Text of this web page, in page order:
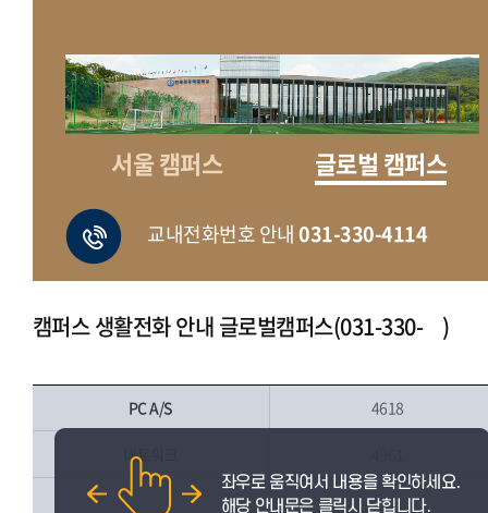
서울 캠퍼스 글로벌 캠퍼스
교내전화번호 안내031-330-4114
캠퍼스 생활전화 안내 글로벌캠퍼스(031-330- )
PC A/S 4618
네트워크